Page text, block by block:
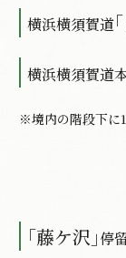
横浜横須賀道
横浜横須賀道
※境内の階段下に
｢藤ケ沢｣停